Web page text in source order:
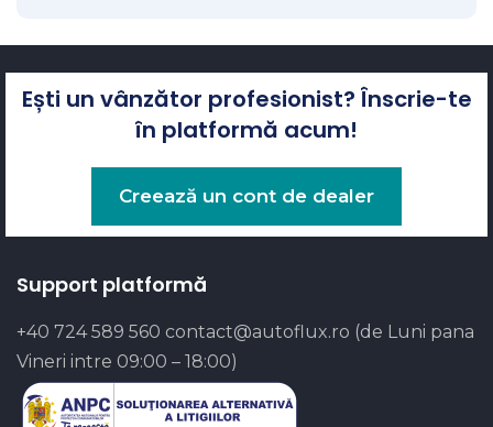
Ești un vânzător profesionist? Înscrie-te
în platformă acum!
Creează un cont de dealer
Support platformă
+40 724 589 560 contact@autoflux.ro (de Luni pana
Vineri intre 09:00 – 18:00)